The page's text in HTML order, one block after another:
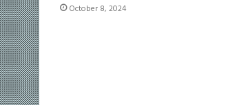
October 8, 2024